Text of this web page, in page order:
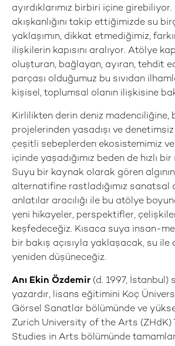
ayırdıklarımız birbiri içine
akışkanlığını takip ettiğimizde su
yaklaşımın, dikkat etmediğimiz,
ilişkilerin kapısını aralıyor. Atölye
oluşturan, bağlayan, ayıran, tehdit
parçası olduğumuz bu sıvıdan
kişisel, toplumsal olanın ilişkisine
Kirlilikten derin deniz madenciliğine,
projelerinden yasadışı ve denetimsiz
çeşitli sebeplerden ekosistemimiz
içinde yaşadığımız beden de hızlı
Suyu bir kaynak olarak gören
alternatifine rastladığımız sanatsal
anlatılar aracılığı ile bu atölye
yeni hikayeler, perspektifler,
keşfedeceğiz. Kısaca suya insan-
bir bakış açısıyla yaklaşacak, su ile
yeniden düşüneceğiz.
Anı Ekin Özdemir (d. 1997, İstanbul)
yazardır, lisans eğitimini Koç
Görsel Sanatlar bölümünde ve
Zurich University of the Arts (ZHdK)
Studies in Arts bölümünde